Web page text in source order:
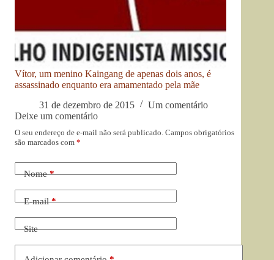
Vítor, um menino Kaingang de apenas dois anos, é
assassinado enquanto era amamentado pela mãe
31 de dezembro de 2015
Um comentário
Deixe um comentário
O seu endereço de e-mail não será publicado. Campos obrigatórios
são marcados com *
Nome*
E-mail*
Site